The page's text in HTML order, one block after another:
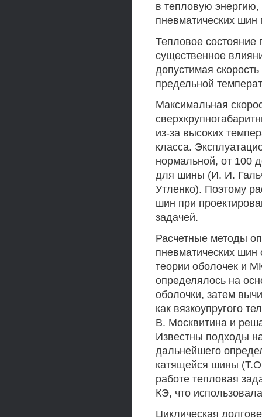
в тепловую энергию,
пневматических шин
Тепловое состояние
существенное
допустимая
предельной
Максимальная
из-за высоких
класса.
нормальной, от 100
для шины (И. И.
Утленко). Поэтому
шин при
задачей.
Расчетные методы
пневматических
теории оболочек и
определялось на
оболочки, затем
как вязкоупругого
В. Москвитина и
Известны подходы
дальнейшего
катящейся шины
работе тепловая
КЭ, что
Циклическая